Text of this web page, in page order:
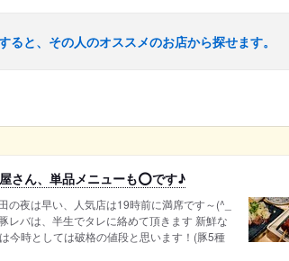
ると、その人のオススメのお店から探せます。
さん、単品メニューも⭕です♪
夜は早い、人気店は19時前に満席です～(^_
レバは、半生でタレに絡めて頂きます 新鮮な
今時としては破格の値段と思います！(豚5種